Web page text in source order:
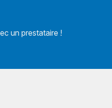
un prestataire !